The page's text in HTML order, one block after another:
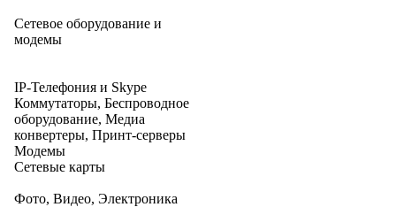
Сетевое оборудование и
модемы
IP-Телефония и Skype
Коммутаторы, Беспроводное
оборудование, Медиа
конвертеры, Принт-серверы
Модемы
Сетевые карты
Фото, Видео, Электроника